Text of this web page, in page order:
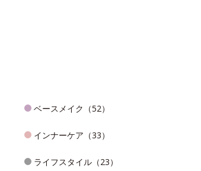
ベースメイク（52）
インナーケア（33）
ライフスタイル（23）